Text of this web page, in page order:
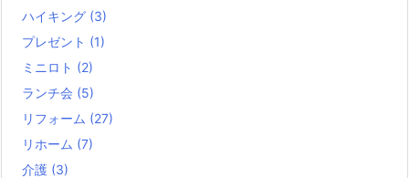
ハイキング (3)
プレゼント (1)
ミニロト (2)
ランチ会 (5)
リフォーム (27)
リホーム (7)
介護 (3)